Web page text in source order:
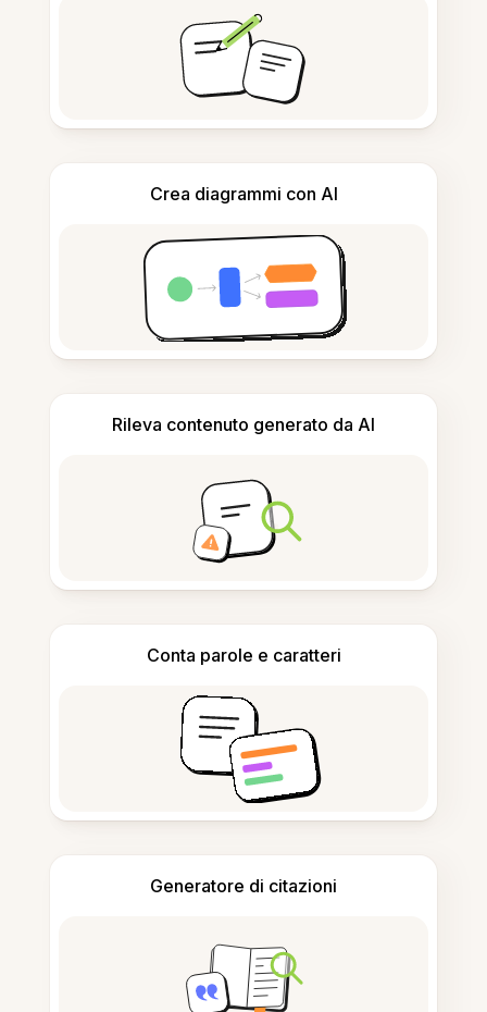
Crea diagrammi con AI
Rileva contenuto generato da AI
Conta parole e caratteri
Generatore di citazioni